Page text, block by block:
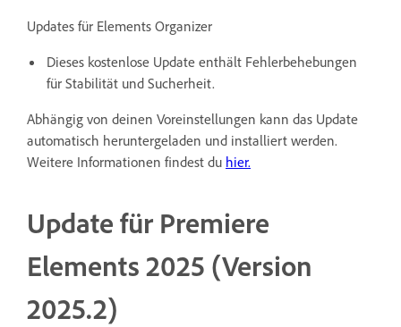
Updates für Elements Organizer
Dieses kostenlose Update enthält Fehlerbehebungen
für Stabilität und Sucherheit.
Abhängig von deinen Voreinstellungen kann das Update
automatisch heruntergeladen und installiert werden.
Weitere Informationen findest du hier.
Update für Premiere
Elements 2025 (Version
2025.2)